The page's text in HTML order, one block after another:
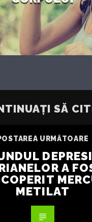
SĂ
URMĂTOARE
A
METILAT